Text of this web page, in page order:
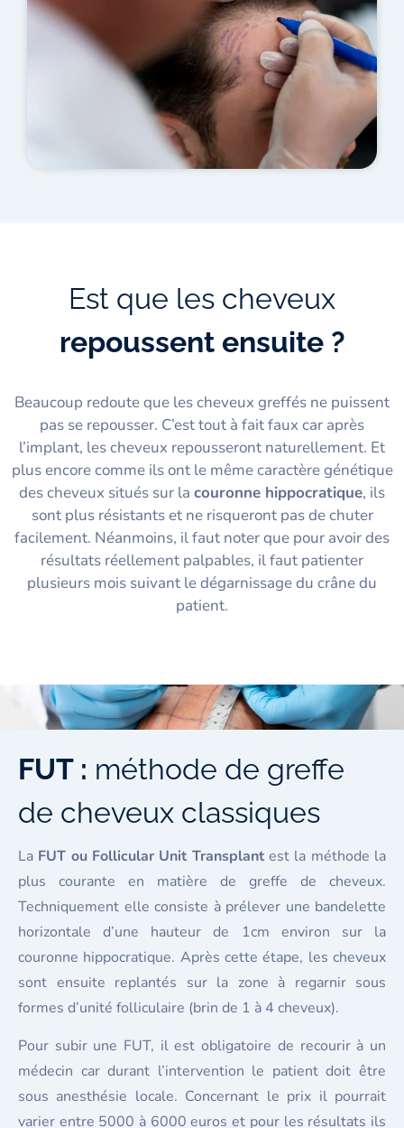
Est que les cheveux
repoussent ensuite ?
Beaucoup redoute que les cheveux greffés ne puissent
pas se repousser. C’est tout à fait faux car après
l’implant, les cheveux repousseront naturellement. Et
plus encore comme ils ont le même caractère génétique
des cheveux situés sur la couronne hippocratique, ils
sont plus résistants et ne risqueront pas de chuter
facilement. Néanmoins, il faut noter que pour avoir des
résultats réellement palpables, il faut patienter
plusieurs mois suivant le dégarnissage du crâne du
patient.
FUT : méthode de greffe
de cheveux classiques
La FUT ou Follicular Unit Transplantest la méthode la
plus courante en matière de greffe de cheveux.
Techniquement elle consiste à prélever une bandelette
horizontale d’une hauteur de 1cm environ sur la
couronne hippocratique. Après cette étape, les cheveux
sont ensuite replantés sur la zone à regarnir sous
formes d’unité folliculaire (brin de 1 à 4 cheveux).
Pour subir une FUT, il est obligatoire de recourir à un
médecin car durant l’intervention le patient doit être
sous anesthésie locale. Concernant le prix il pourrait
varier entre 5000 à 6000 euros et pour les résultats ils